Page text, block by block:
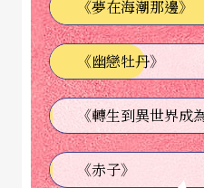
打開。作品不只是「在
材的社會脈絡。珊普形
事背後的故事」（the
導演也說，他們想要畫
ure），不是「畫面上」
《夢在海潮那邊》
《幽戀牡丹》
《赤子》